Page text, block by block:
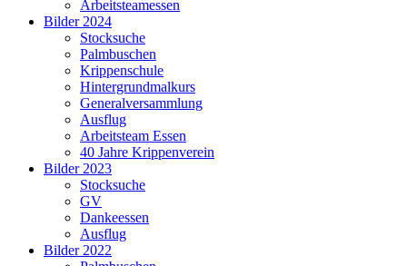
Arbeitsteamessen
Bilder 2024
Stocksuche
Palmbuschen
Krippenschule
Hintergrundmalkurs
Generalversammlung
Ausflug
Arbeitsteam Essen
40 Jahre Krippenverein
Bilder 2023
Stocksuche
GV
Dankeessen
Ausflug
Bilder 2022